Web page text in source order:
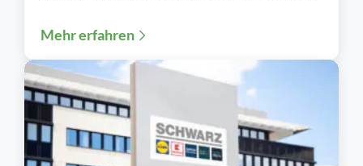
Ausbildungsstart 2026: Über 1.700...
Mehr erfahren